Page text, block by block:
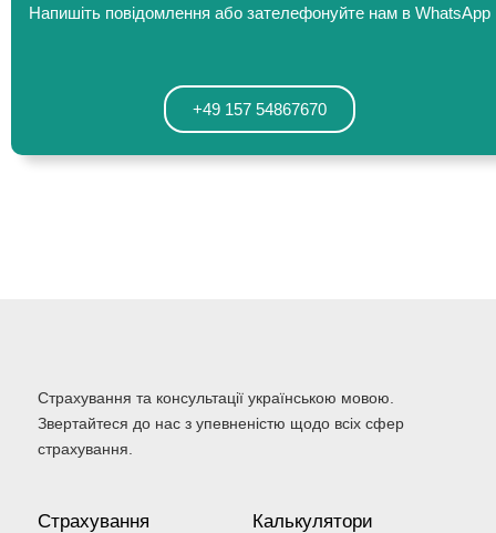
Напишіть повідомлення або зателефонуйте нам в WhatsApp
+49 157 54867670
Страхування та консультації українською мовою.
Звертайтеся до нас з упевненістю щодо всіх сфер
страхування.
Страхування Калькулятори